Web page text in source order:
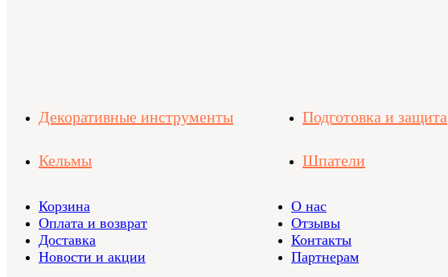
Декоративные инструменты Подготовка и защита
Кельмы Шпатели
Корзина
Оплата и возврат
Доставка
Новости и акции
О нас
Отзывы
Контакты
Партнерам